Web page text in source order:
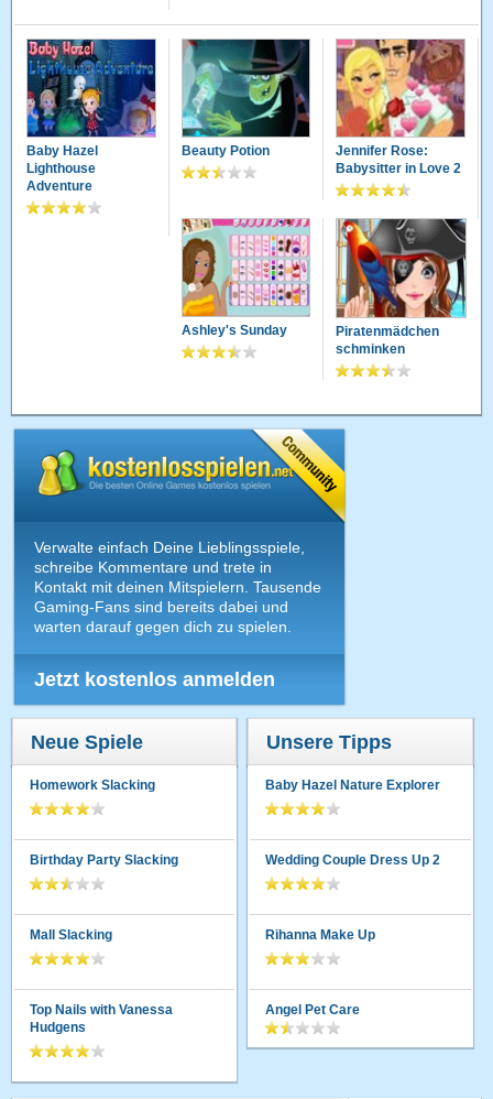
Baby Hazel
Lighthouse
Adventure
Beauty Potion
Jennifer Rose:
Babysitter in Love 2
Ashley's Sunday
Piratenmädchen
schminken
Verwalte einfach Deine Lieblingsspiele,
schreibe Kommentare und trete in
Kontakt mit deinen Mitspielern. Tausende
Gaming-Fans sind bereits dabei und
warten darauf gegen dich zu spielen.
Jetzt kostenlos anmelden
Neue Spiele
Homework Slacking
Birthday Party Slacking
Mall Slacking
Top Nails with Vanessa
Hudgens
Unsere Tipps
Baby Hazel Nature Explorer
Wedding Couple Dress Up 2
Rihanna Make Up
Angel Pet Care